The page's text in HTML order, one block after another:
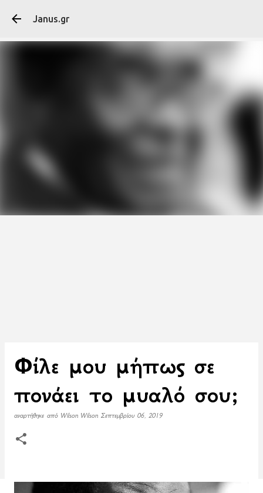
Janus.gr
Φίλε μου μήπως σε
πονάει το μυαλό σου;
αναρτήθηκε από Wilson Wilson Σεπτεμβρίου 06, 2019